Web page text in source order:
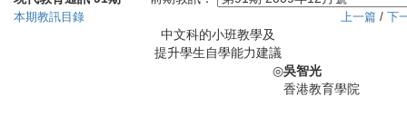
本期教訊目錄 上一篇 / 下
中文科的小班教學及
提升學生自學能力建議
◎吳智光
香港教育學院